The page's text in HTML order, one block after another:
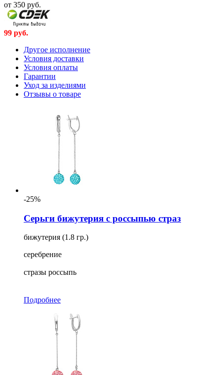
от 350 руб.
99 руб.
Другое исполнение
Условия доставки
Условия оплаты
Гарантии
Уход за изделиями
Отзывы о товаре
-25%
Серьги бижутерия с россыпью страз
бижутерия (1.8 гр.)
серебрение
стразы россыпь
Подробнее